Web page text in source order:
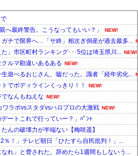
へ最終警告。こうなってもいい？」
NEW!
ガチで限界へ…「サ終」相次ぎ倒産が過去最多...
」市区町村ランキング･･･5位は埼玉県川... NEW!
クルマ勘違いあるある NEW!
生遊べるおじさん、嘘だった。識者「経年劣化...
でボディラインくっきり！！ NEW!
なんもねえな NEW!
ワラボvsスタダvsハロプロの大激戦 NEW!
ートこれで行っていー？」ﾊﾟｼｬ
んの破壊力が半端ない【梅咲遥】
％！」テレビ朝日「ひたすら自民批判！」...
れ」と脅された。辞めたら1週間もしないう...